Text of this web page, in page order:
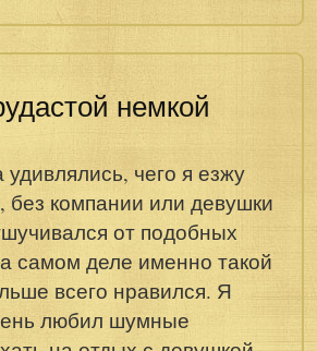
немкой
удивлялись, чего я езжу
без компании или девушки
от подобных
самом деле именно такой
всего нравился. Я
любил шумные